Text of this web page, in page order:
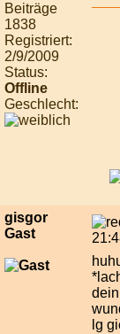
Beiträge
1838
Registriert:
2/9/2009
Status:
Offline
Geschlecht:
gisgor
Gast
lg